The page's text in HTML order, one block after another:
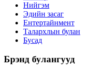
Нийгэм
Эдийн засаг
Ентертайнмент
Талархлын булан
Бусад
Брэнд булангууд